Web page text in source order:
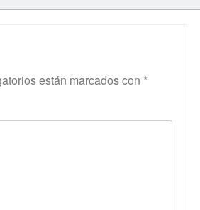
están marcados con *